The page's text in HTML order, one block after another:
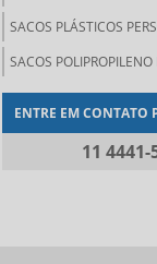
SACOS PLÁSTICOS
SACOS
ENTRE EM CONTATO
11 4441-